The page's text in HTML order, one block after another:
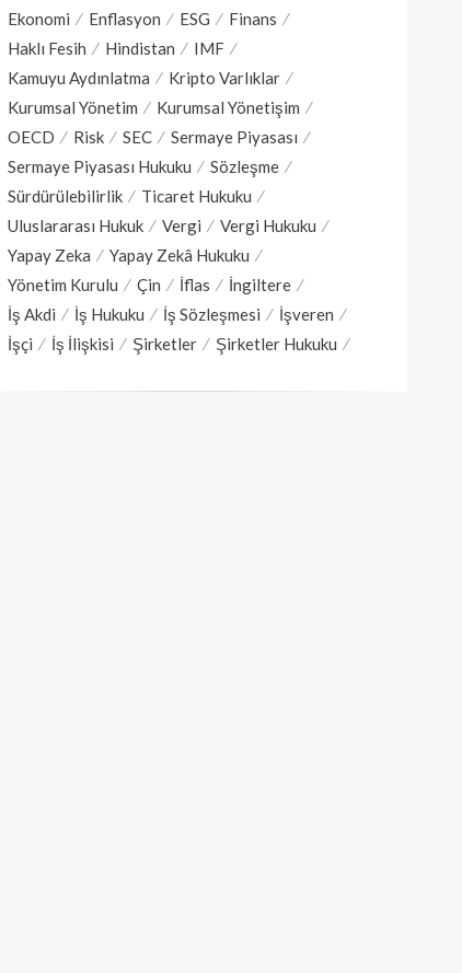
Ekonomi
Enflasyon ESG
Finans
Haklı Fesih
Hindistan
IMF
Kamuyu Aydınlatma
Kripto Varlıklar
Kurumsal Yönetim
Kurumsal Yönetişim
OECD
Risk SEC
Sermaye Piyasası
Sermaye Piyasası Hukuku
Sözleşme
Sürdürülebilirlik
Ticaret Hukuku
Uluslararası Hukuk
Vergi
Vergi Hukuku
Yapay Zeka
Yapay Zekâ Hukuku
Yönetim Kurulu
Çin İflas
İngiltere
İş Akdi
İş Hukuku İş Sözleşmesi
İşveren
İşçi
İş İlişkisi Şirketler Şirketler Hukuku